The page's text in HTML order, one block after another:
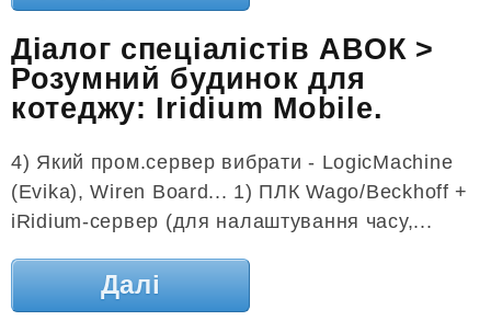
Діалог спеціалістів АВОК >
Розумний будинок для
котеджу: Iridium Mobile.
4) Який пром.сервер вибрати - LogicMachine
(Evika), Wiren Board... 1) ПЛК Wago/Beckhoff +
iRidium-сервер (для налаштування часу,...
Далі